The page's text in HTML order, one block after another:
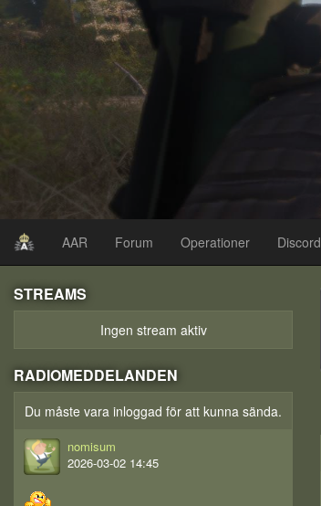
AAR Forum Operationer Discord
STREAMS
Ingen stream aktiv
RADIOMEDDELANDEN
Du måste vara inloggad för att kunna sända.
nomisum
2026-03-02 14:45